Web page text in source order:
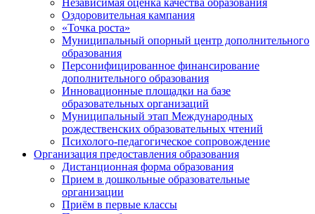
Независимая оценка качества образования
Оздоровительная кампания
«Точка роста»
Муниципальный опорный центр дополнительного
образования
Персонифицированное финансирование
дополнительного образования
Инновационные площадки на базе
образовательных организаций
Муниципальный этап Международных
рождественских образовательных чтений
Психолого-педагогическое сопровождение
Организация предоставления образования
Дистанционная форма образования
Прием в дошкольные образовательные
организации
Приём в первые классы